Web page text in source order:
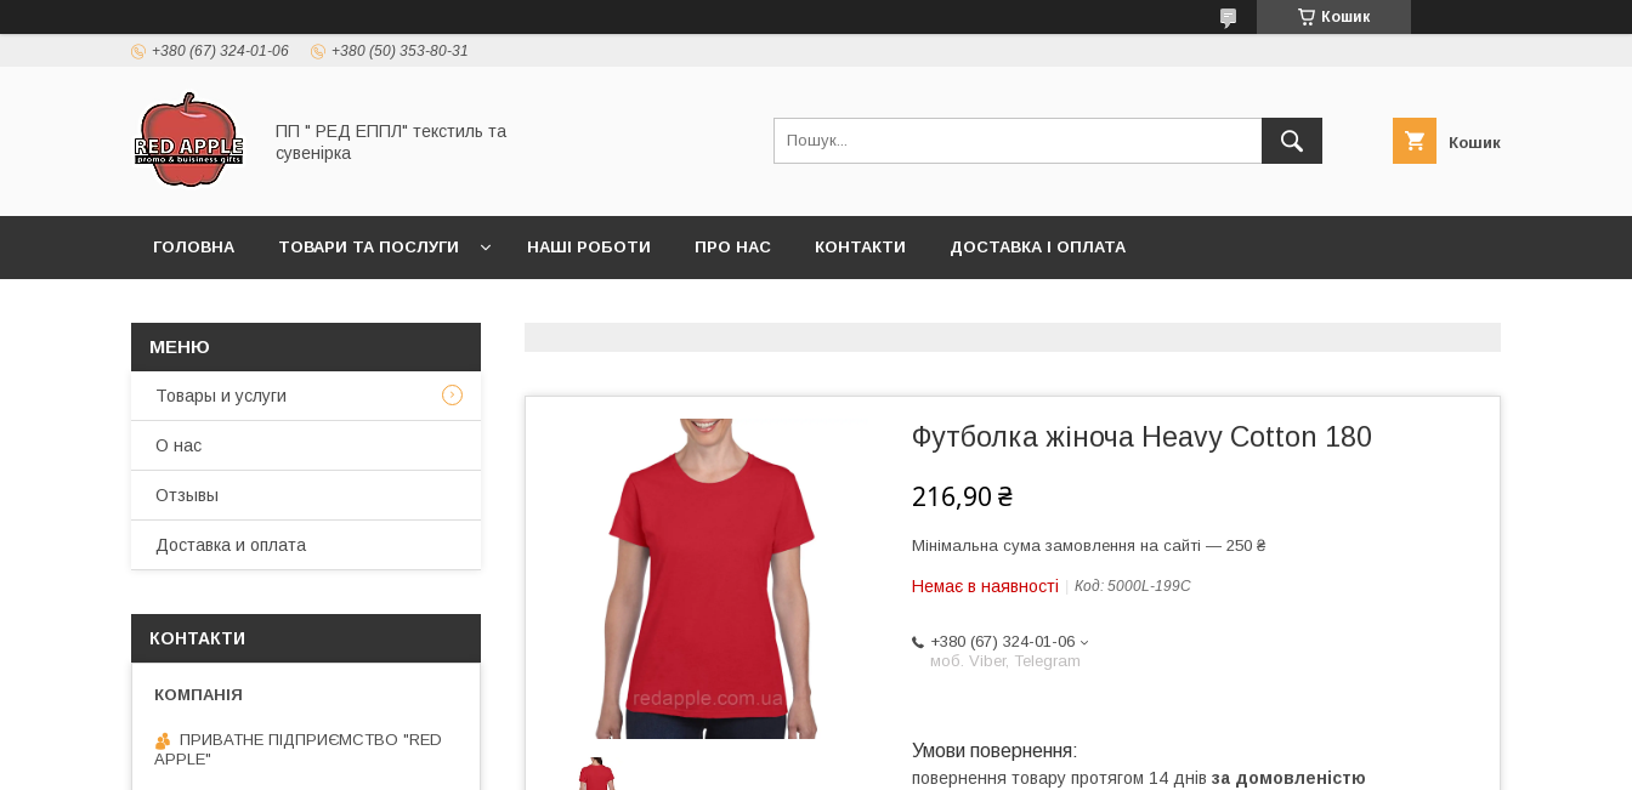
Кошик
+380 (67) 324-01-06 +380 (50) 353-80-31
ПП " РЕД ЕППЛ" текстиль та
сувенірка
Кошик
ГОЛОВНА ТОВАРИ ТА ПОСЛУГИ НАШІ РОБОТИ ПРО НАС КОНТАКТИ ДОСТАВКА І ОПЛАТА
Футболка жіноча Heavy Cotton 180
216,90 ₴
Мінімальна сума замовлення на сайті — 250 ₴
Немає в наявності Код: 5000L-199C
+380 (67) 324-01-06
моб. Viber, Telegram
повернення товару протягом 14 днів за домовленістю
Товары и услуги
О нас
Отзывы
Доставка и оплата
КОНТАКТИ
ПРИВАТНЕ ПІДПРИЄМСТВО "RED
APPLE"